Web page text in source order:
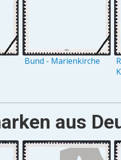
Bund - Marienkirche
aus